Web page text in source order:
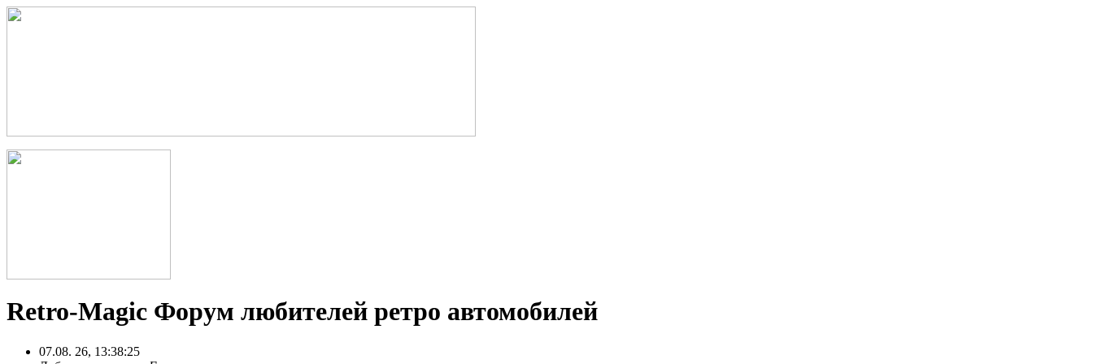
Retro-Magic Форум любителей ретро автомобилей
07.08. 26, 13:38:25